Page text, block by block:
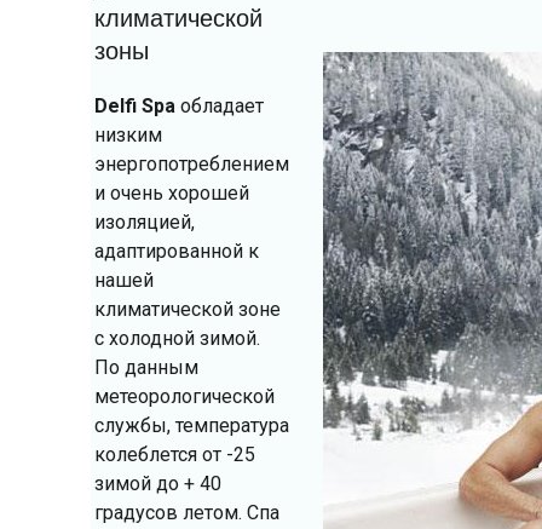
климатической
зоны
Delfi Spa обладает
низким
энергопотреблением
и очень хорошей
изоляцией,
адаптированной к
нашей
климатической зоне
с холодной зимой.
По данным
метеорологической
службы, температура
колеблется от -25
зимой до + 40
градусов летом. Спа